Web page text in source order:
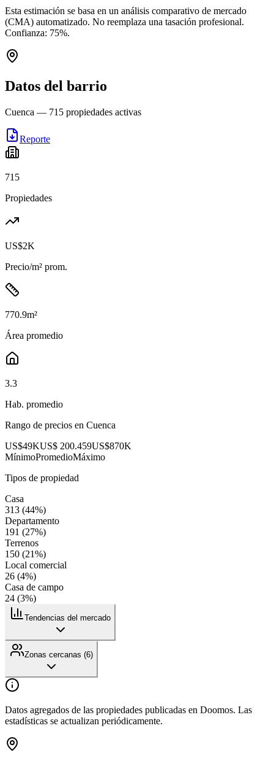
Esta estimación se basa en un análisis comparativo de mercado
(CMA) automatizado. No reemplaza una tasación profesional.
Confianza: 75%.
Datos del barrio
Cuenca — 715 propiedades activas
Reporte
715
Propiedades
US$2K
Precio/m² prom.
770.9m²
Área promedio
3.3
Hab. promedio
Rango de precios en Cuenca
US$49KUS$ 200.459US$870K
MínimoPromedioMáximo
Tipos de propiedad
Casa
313 (44%)
Departamento
191 (27%)
Terrenos
150 (21%)
Local comercial
26 (4%)
Casa de campo
24 (3%)
Tendencias del mercado
Zonas cercanas (6)
Datos agregados de las propiedades publicadas en Doomos. Las
estadísticas se actualizan periódicamente.